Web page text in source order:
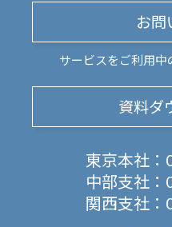
お問
サービスをご利用中
資料ダ
東京本社：
中部支社：
関西支社：